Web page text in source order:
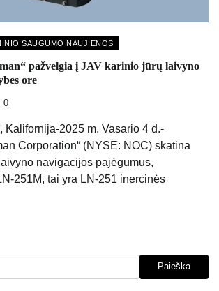
SAUGUMO NAUJIENOS
pažvelgia į JAV karinio jūrų laivyno
ore
0
Kalifornija-2025 m. Vasario 4 d.-
Corporation“ (NYSE: NOC) skatina
navigacijos pajėgumus,
251M, tai yra LN-251 inercinės
Paieška